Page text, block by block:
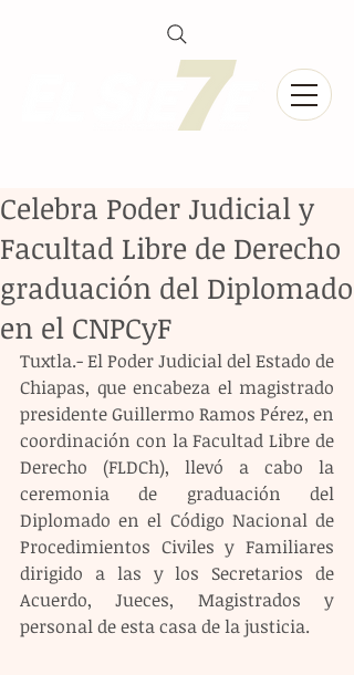
Celebra Poder Judicial y
Facultad Libre de Derecho
graduación del Diplomado
en el CNPCyF
Tuxtla.- El Poder Judicial del Estado de
Chiapas, que encabeza el magistrado
presidente Guillermo Ramos Pérez, en
coordinación con la Facultad Libre de
Derecho (FLDCh), llevó a cabo la
ceremonia de graduación del
Diplomado en el Código Nacional de
Procedimientos Civiles y Familiares
dirigido a las y los Secretarios de
Acuerdo, Jueces, Magistrados y
personal de esta casa de la justicia.